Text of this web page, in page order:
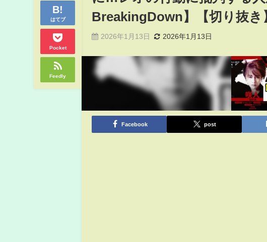
はてブ
Pocket
Feedly
BreakingDown】【切り抜き
2026年1月13日 2026年1月13日
Facebook post